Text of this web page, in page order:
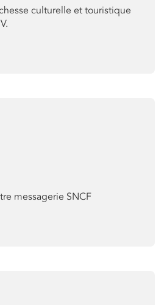
culturelle et touristique
messagerie SNCF